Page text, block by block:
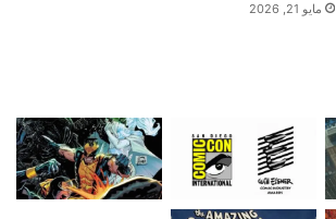
مايو 21, 2026